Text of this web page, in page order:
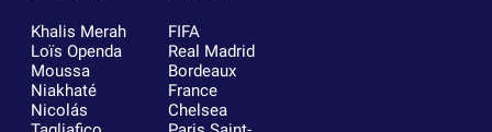
Khalis Merah
Loïs Openda
Moussa
Niakhaté
Nicolás
FIFA
Real Madrid
Bordeaux
France
Chelsea